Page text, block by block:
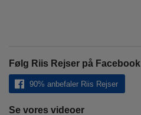
Følg Riis Rejser på Facebook
90% anbefaler Riis Rejser
Se vores videoer